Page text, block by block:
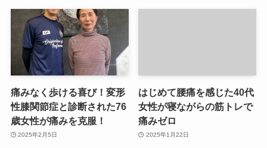
痛みなく歩ける喜び！変形
性膝関節症と診断された76
歳女性が痛みを克服！
2025年2月5日
はじめて腰痛を感じた40代
女性が寝ながらの筋トレで
痛みゼロ
2025年1月22日